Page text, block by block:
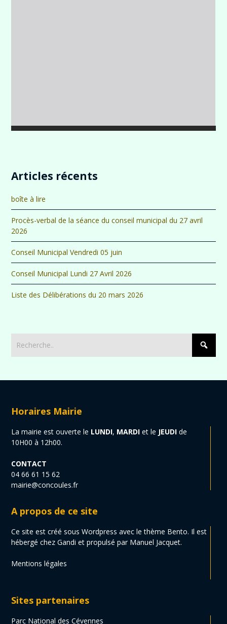
Articles récents
boîte à lire
Procès-verbal de la séance du conseil municipal du 27 avril
2026
Conseil Municipal Vendredi 05 juin
Conseil Municipal Lundi 27 Avril 2026
Liste des Délibérations du 20 mars 2026
Horaires Mairie
La mairie est ouverte le LUNDI, MARDI et le JEUDI de
10H00 à 12h00.
CONTACT
04 66 61 15 62
mairie@concoules.fr
A propos de ce site
Ce site est créé sous Wordpress avec le thème Bento. Il est
hébergé chez Gandi et propulsé par Manuel Jacquet.
Mentions légales
Sites partenaires
Parc National des Cévennes